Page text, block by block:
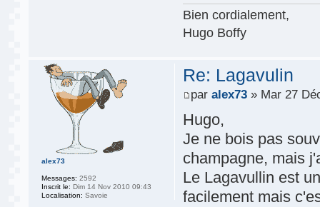
Bien cordialement,
Hugo Boffy
Re: Lagavulin
paralex73 » Mar 27
Hugo,
Je ne bois pas
champagne, mais
Le Lagavullin est
facilement mais
alex73
Messages: 2592
Inscrit le: Dim 14 Nov 2010 09:43
Localisation: Savoie